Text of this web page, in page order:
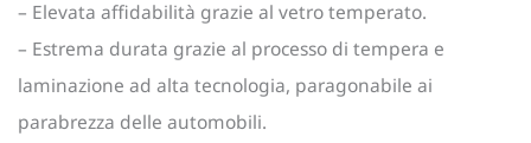
– Elevata affidabilità grazie al vetro temperato.
– Estrema durata grazie al processo di tempera e
laminazione ad alta tecnologia, paragonabile ai
parabrezza delle automobili.